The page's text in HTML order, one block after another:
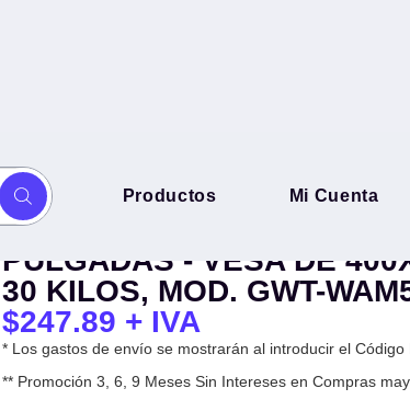
Productos Mi Cuenta
GETTTECH SOPORTE DE
CON MOVIMIENTO
PULGADAS - VESA DE
30 KILOS, MOD. GWT-
$247.89 + IVA
* Los gastos de envío se mostrarán al introducir el
** Promoción 3, 6, 9 Meses Sin Intereses en Compras